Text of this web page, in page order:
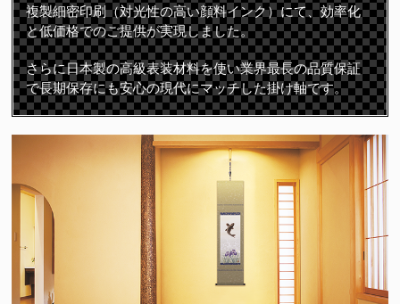
複製細密印刷（対光性の高い顔料インク）にて、効率化
と低価格でのご提供が実現しました。
さらに日本製の高級表装材料を使い業界最長の品質保証
で長期保存にも安心の現代にマッチした掛け軸です。